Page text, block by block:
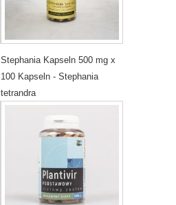
Stephania Kapseln 500 mg x
100 Kapseln - Stephania
tetrandra